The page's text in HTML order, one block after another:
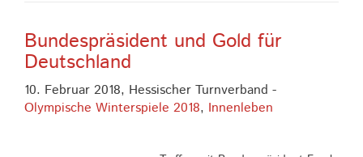
Bundespräsident und Gold für
Deutschland
10. Februar 2018, Hessischer Turnverband -
Olympische Winterspiele 2018, Innenleben